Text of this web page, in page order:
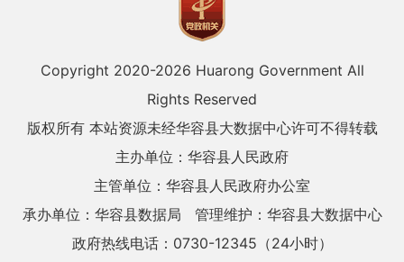
Copyright 2020-2026 Huarong Government All
Rights Reserved
版权所有 本站资源未经华容县大数据中心许可不得转载
主办单位：华容县人民政府
主管单位：华容县人民政府办公室
承办单位：华容县数据局
管理维护：华容县大数据中心
政府热线电话：0730-12345（24小时）